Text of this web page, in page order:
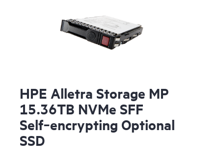
HPE Alletra Storage MP
15.36TB NVMe SFF
Self‑encrypting Optional
SSD